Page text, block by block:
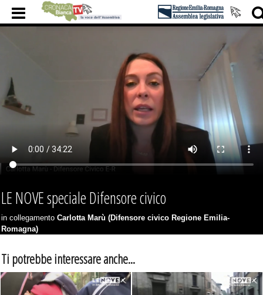
LE NOVE speciale Difensore civico
in collegamentoCarlotta Marù (Difensore civico Regione Emilia-
Romagna)
Ti potrebbe interessare anche...